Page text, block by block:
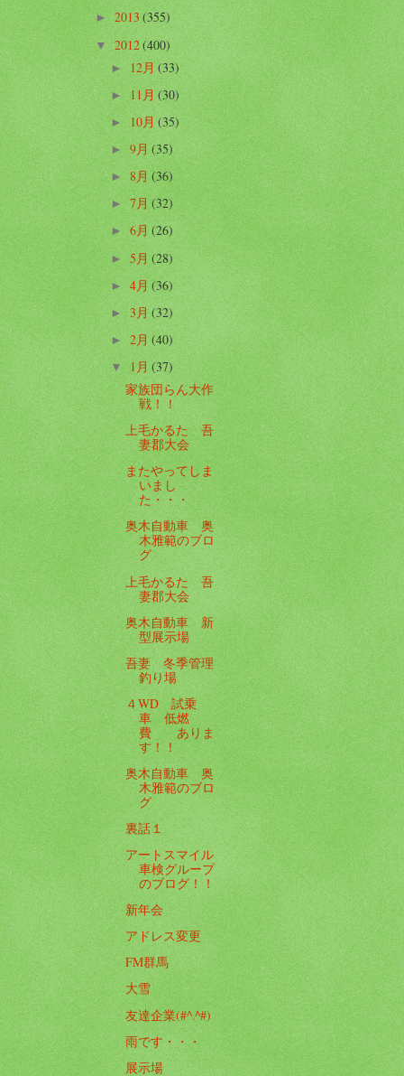
►2013(355)
▼2012(400)
►12月(33)
►11月(30)
►10月(35)
►9月(35)
►8月(36)
►7月(32)
►6月(26)
►5月(28)
► 4月(36)
► 3月(32)
►2月(40)
▼1月(37)
家族団らん大作
戦！！
上毛かるた 吾
妻郡大会
またやってしま
いまし
た・・・
奥木自動車 奥
木雅範のブロ
グ
上毛かるた 吾
妻郡大会
奥木自動車 新
型展示場
吾妻 冬季管理
釣り場
４WD 試乗
車 低燃
費 ありま
す！！
奥木自動車 奥
木雅範のブロ
グ
裏話１
アートスマイル
車検グループ
のブログ！！
新年会
アドレス変更
FM群馬
大雪
友達企業(#^.^#)
雨です・・・
展示場